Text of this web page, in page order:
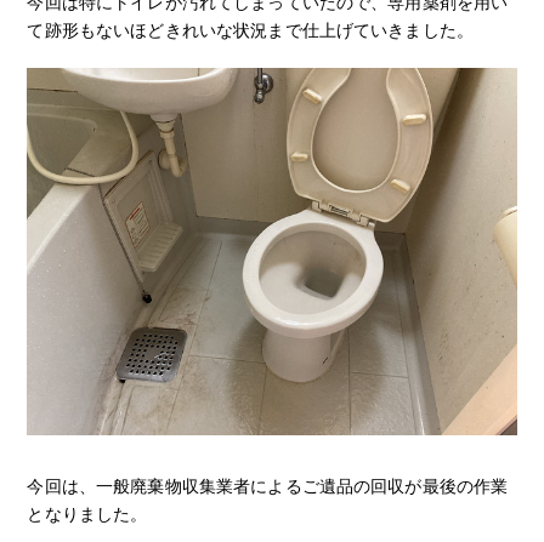
て跡形もないほどきれいな状況まで仕上げていきました。
今回は、一般廃棄物収集業者によるご遺品の回収が最後の作業
となりました。